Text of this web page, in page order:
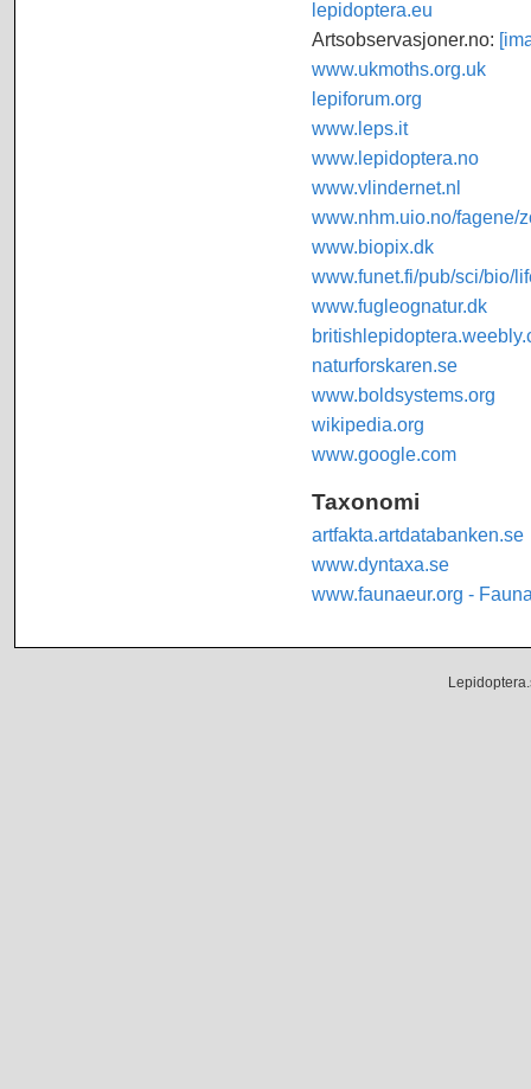
lepidoptera.eu
Artsobservasjoner.no:
www.ukmoths.org.uk
lepiforum.org
www.leps.it
www.lepidoptera.no
www.vlindernet.nl
www.nhm.uio.no/fagene/
www.biopix.dk
www.funet.fi/pub/sci/bio/
www.fugleognatur.dk
naturforskaren.se
www.boldsystems.org
wikipedia.org
www.google.com
Taxonomi
artfakta.artdatabanken.se
www.dyntaxa.se
www.faunaeur.org -